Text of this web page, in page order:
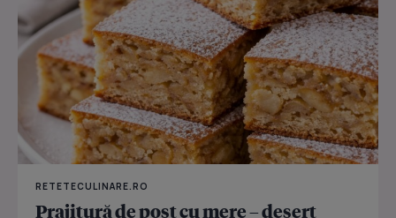
RETETECULINARE.RO
Prajitură de post cu mere – desert